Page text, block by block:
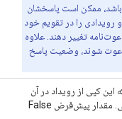
"anyoneCanAddSelf":
"guestsCanModify":
: boolean
"locked": boolean,
"reminders":
ممکن است پاسخشان
رویدادی را در تقویم خود
تغییر دهند. علاوه
به رویداد دعوت شوند، وضعیت پاسخ
این کپی از رویداد در آن
نمایش داده می‌شود یا خیر. فقط خواندنی. مقدار پیش‌فرض False